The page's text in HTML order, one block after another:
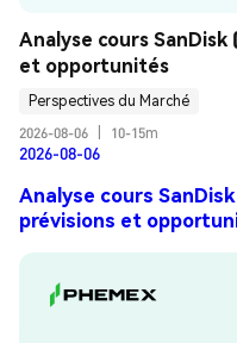
Analyse cours SanDisk
et opportunités
Perspectives du Marché
2026-08-06
10-15m
2026-08-06
Analyse cours
prévisions et